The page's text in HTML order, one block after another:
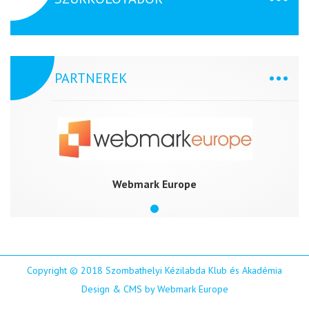
PARTNEREK
Webmark Europe
Copyright © 2018 Szombathelyi Kézilabda Klub és Akadémia
Design & CMS by Webmark Europe